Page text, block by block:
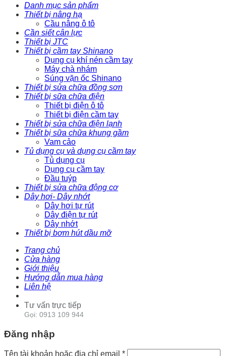
Danh mục sản phẩm
Thiết bị nâng hạ
Cầu nâng ô tô
Cần siết cân lực
Thiết bị JTC
Thiết bị cầm tay Shinano
Dụng cụ khí nén cầm tay
Máy chà nhám
Súng vặn ốc Shinano
Thiết bị sửa chữa đồng sơn
Thiết bị sữa chữa điện
Thiết bị điện ô tô
Thiết bị điện cầm tay
Thiết bị sửa chữa điện lạnh
Thiết bị sữa chữa khung gầm
Vam cảo
Tủ dụng cụ và dụng cụ cầm tay
Tủ dụng cụ
Dụng cụ cầm tay
Đầu tuýp
Thiết bị sửa chữa động cơ
Dây hơi- Dây nhớt
Dây hơi tự rút
Dây điện tự rút
Dây nhớt
Thiết bị bơm hút dầu mỡ
Trang chủ
Cửa hàng
Giới thiệu
Hướng dẫn mua hàng
Liên hệ
Tư vấn trực tiếp
Gọi: 0913 109 944
Đăng nhập
Tên tài khoản hoặc địa chỉ email *